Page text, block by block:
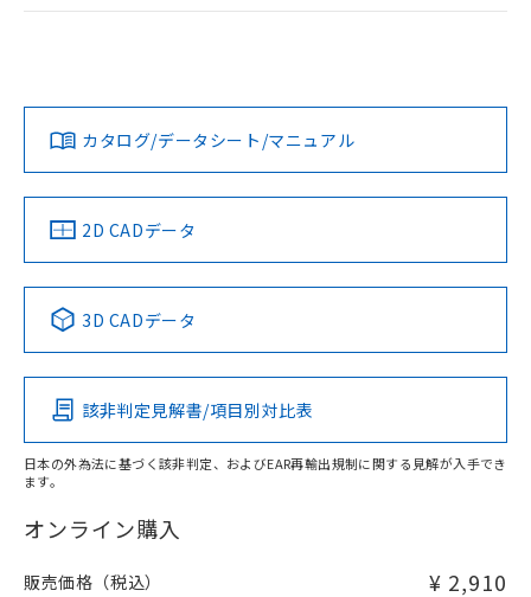
ログイン/会員登録
ダウンロードデータをご利用いただく前に、以下を必ずお読
みください。
ソフトウェアの使用条件
EU RoHS 注意事項・凡例
対応済み
中国 RoHS 注意事項・凡例
Pb Hg Cd Cr(VI)
O
在庫等で未対応品が混在する可能性があります。
問い合わせください。
LR型式承認
（イギリス
船舶規格）
DNV型式承認
（ノルウェー
BV型式承認
（フランス
KR型式
（韓国
No No No No
この製品の規格認証/適合状況ページへ
その他の認証はこちらのページからご検索ください
カタログ/データシート/マニュアル
2D CADデータ
3D CADデータ
該非判定見解書/項目別対比表
日本の外為法に基づく該非判定、およびEAR再輸出規制に関する見解が入手でき
ます。
オンライン購入
販売価格（税込） ¥ 2,910